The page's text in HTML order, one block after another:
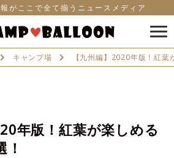
がここで全て揃うニュースメディア
キャンプ場 【九州編】2020年版！紅
年版！紅葉が楽しめる